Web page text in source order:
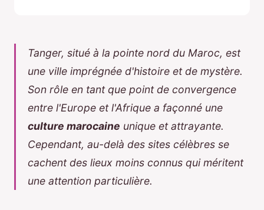
Tanger, situé à la pointe nord du Maroc, est
une ville imprégnée d'histoire et de mystère.
Son rôle en tant que point de convergence
entre l'Europe et l'Afrique a façonné une
culture marocaine unique et attrayante.
Cependant, au-delà des sites célèbres se
cachent des lieux moins connus qui méritent
une attention particulière.